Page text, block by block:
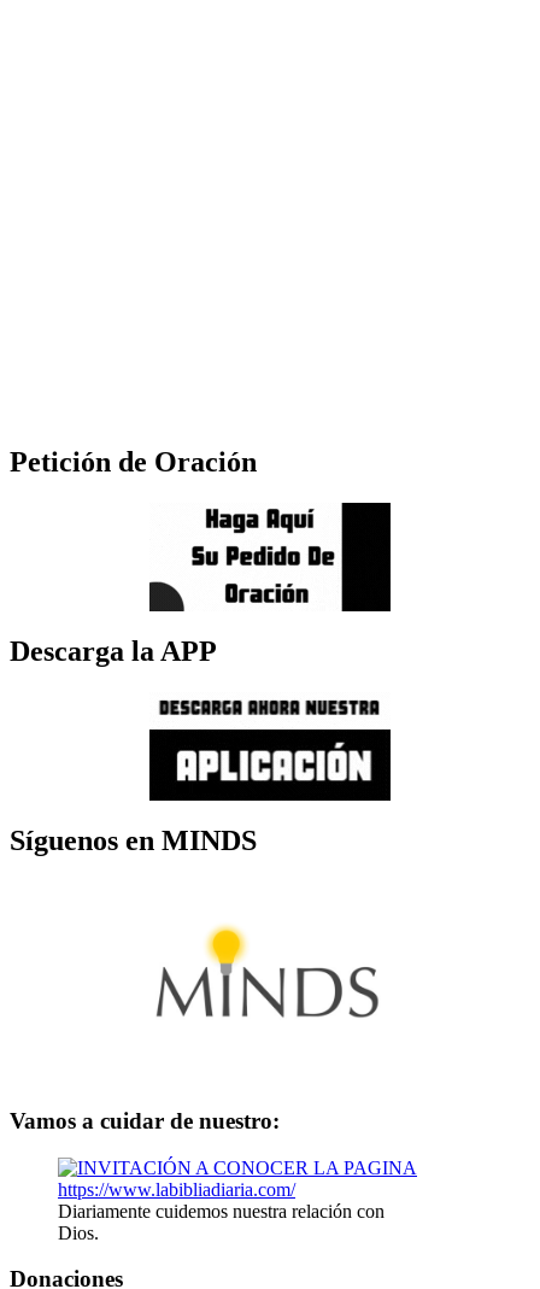
Petición de Oración
Descarga la APP
Síguenos en MINDS
Vamos a cuidar de nuestro:
Diariamente cuidemos nuestra relación con
Dios.
Donaciones